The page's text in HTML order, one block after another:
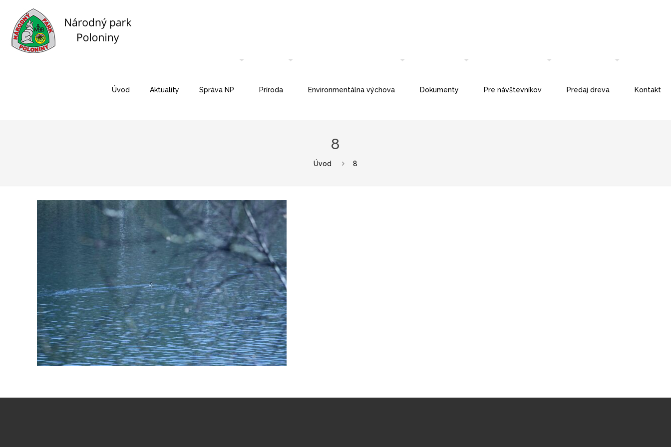
Úvod Aktuality Správa NP Príroda Environmentálna výchova Dokumenty Pre návštevníkov Predaj dreva Kontakt
8
Úvod 8